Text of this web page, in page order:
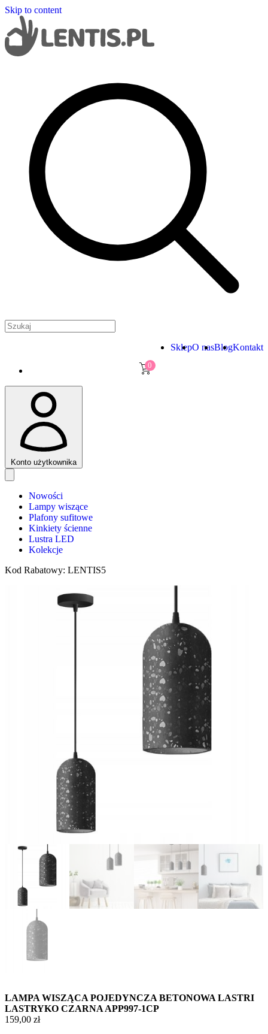
Skip to content
SklepO nasBlogKontakt
0
Konto użytkownika
Nowości
Lampy wiszące
Plafony sufitowe
Kinkiety ścienne
Lustra LED
Kolekcje
Kod Rabatowy: LENTIS5
LAMPA WISZĄCA POJEDYNCZA BETONOWA LASTRI
LASTRYKO CZARNA APP997-1CP
159,00 zł